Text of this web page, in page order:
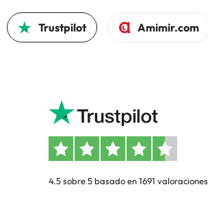
Trustpilot Amimir.com
4.5 sobre 5 basado en 1691 valoraciones